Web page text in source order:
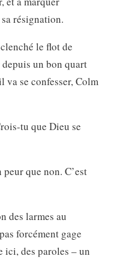
résignation.
le flot de
depuis un bon quart
va se confesser, Colm
tu que Dieu se
que non. C’est
des larmes au
forcément gage
ici, des paroles – un